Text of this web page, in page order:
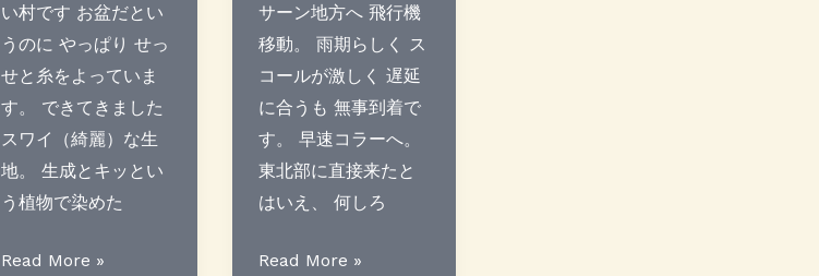
い村です お盆だとい
うのに やっぱり せっ
せと糸をよっていま
す。 できてきました
スワイ（綺麗）な生
地。 生成とキッとい
う植物で染めた
タ
Read More »
サーン地方へ 飛行機
移動。 雨期らしく ス
コールが激しく 遅延
に合うも 無事到着で
す。 早速コラーへ。
東北部に直接来たと
はいえ、 何しろ
タ
Read More »